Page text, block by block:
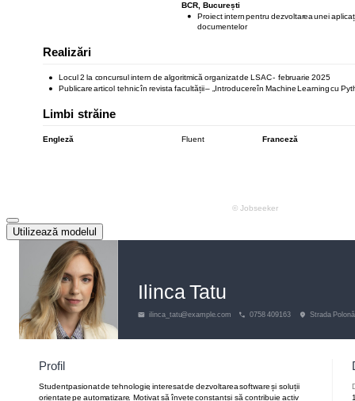
Utilizează modelul